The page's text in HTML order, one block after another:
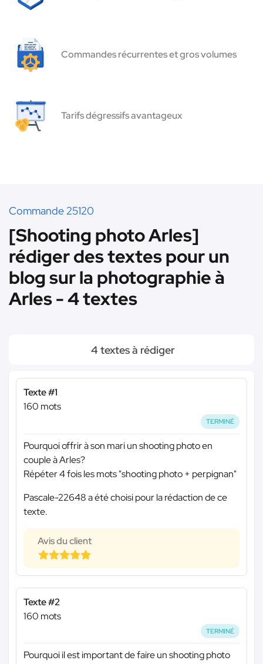
Commandes récurrentes et gros volumes
Tarifs dégressifs avantageux
Commande 25120
[Shooting photo Arles]
rédiger des textes pour un
blog sur la photographie à
Arles - 4 textes
4 textes à rédiger
Texte #1
160 mots
TERMINÉ
Pourquoi offrir à son mari un shooting photo en
couple à Arles?
Répéter 4 fois les mots "shooting photo + perpignan"
Pascale-22648 a été choisi pour la rédaction de ce
texte.
Avis du client
Texte #2
160 mots
TERMINÉ
Pourquoi il est important de faire un shooting photo